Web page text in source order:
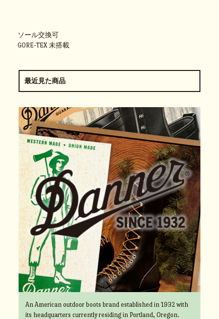
ソール交換可
GORE-TEX 未搭載
最近見た商品
An American outdoor boots brand established in 1932 with
its headquarters currently residing in Portland, Oregon.